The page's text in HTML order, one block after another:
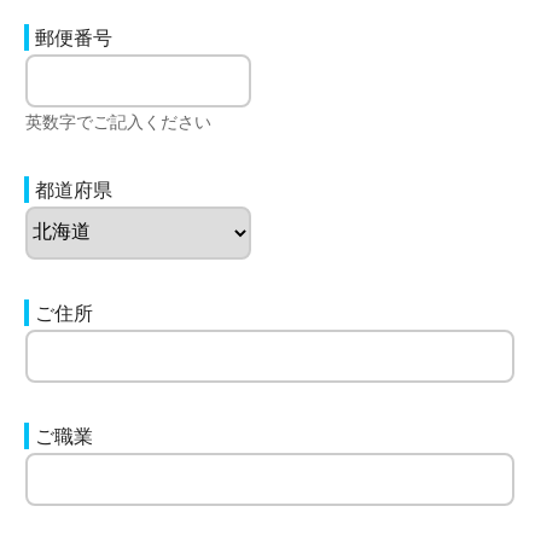
郵便番号
英数字でご記入ください
都道府県
ご住所
ご職業